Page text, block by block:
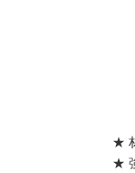
★
★